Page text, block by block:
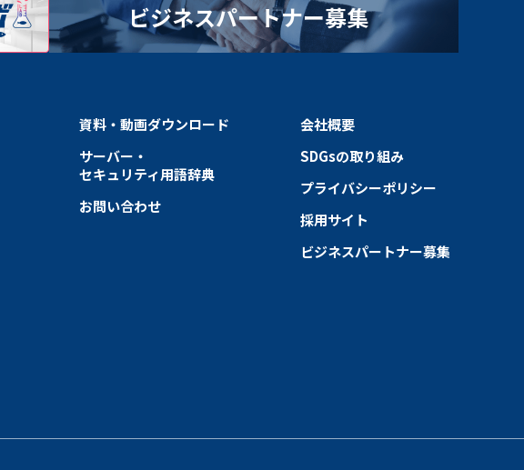
資料・動画ダウンロード
サーバー・
セキュリティ用語辞典
お問い合わせ
会社概要
SDGsの取り組み
プライバシーポリシー
採用サイト
ビジネスパートナー募集
ビジネスパートナー募集